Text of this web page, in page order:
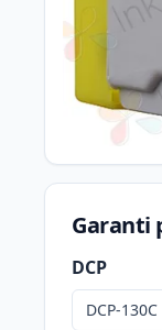
Garanti
DCP
DCP-130C